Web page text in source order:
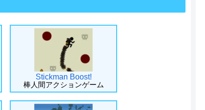
Stickman Boost!
棒人間アクションゲーム